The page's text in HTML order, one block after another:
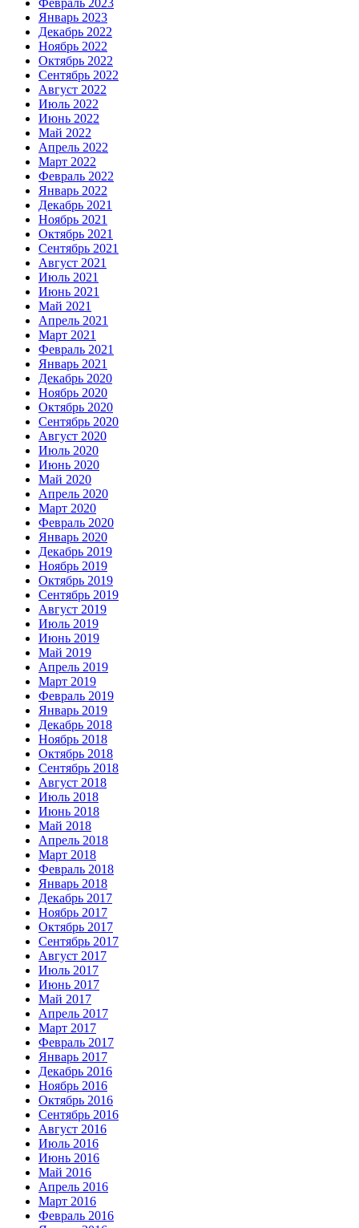
Январь 2023
Декабрь 2022
Ноябрь 2022
Октябрь 2022
Сентябрь 2022
Август 2022
Июль 2022
Июнь 2022
Май 2022
Апрель 2022
Март 2022
Февраль 2022
Январь 2022
Декабрь 2021
Ноябрь 2021
Октябрь 2021
Сентябрь 2021
Август 2021
Июль 2021
Июнь 2021
Май 2021
Апрель 2021
Март 2021
Февраль 2021
Январь 2021
Декабрь 2020
Ноябрь 2020
Октябрь 2020
Сентябрь 2020
Август 2020
Июль 2020
Июнь 2020
Май 2020
Апрель 2020
Март 2020
Февраль 2020
Январь 2020
Декабрь 2019
Ноябрь 2019
Октябрь 2019
Сентябрь 2019
Август 2019
Июль 2019
Июнь 2019
Май 2019
Апрель 2019
Март 2019
Февраль 2019
Январь 2019
Декабрь 2018
Ноябрь 2018
Октябрь 2018
Сентябрь 2018
Август 2018
Июль 2018
Июнь 2018
Май 2018
Апрель 2018
Март 2018
Февраль 2018
Январь 2018
Декабрь 2017
Ноябрь 2017
Октябрь 2017
Сентябрь 2017
Август 2017
Июль 2017
Июнь 2017
Май 2017
Апрель 2017
Март 2017
Февраль 2017
Январь 2017
Декабрь 2016
Ноябрь 2016
Октябрь 2016
Сентябрь 2016
Август 2016
Июль 2016
Июнь 2016
Май 2016
Апрель 2016
Март 2016
Февраль 2016